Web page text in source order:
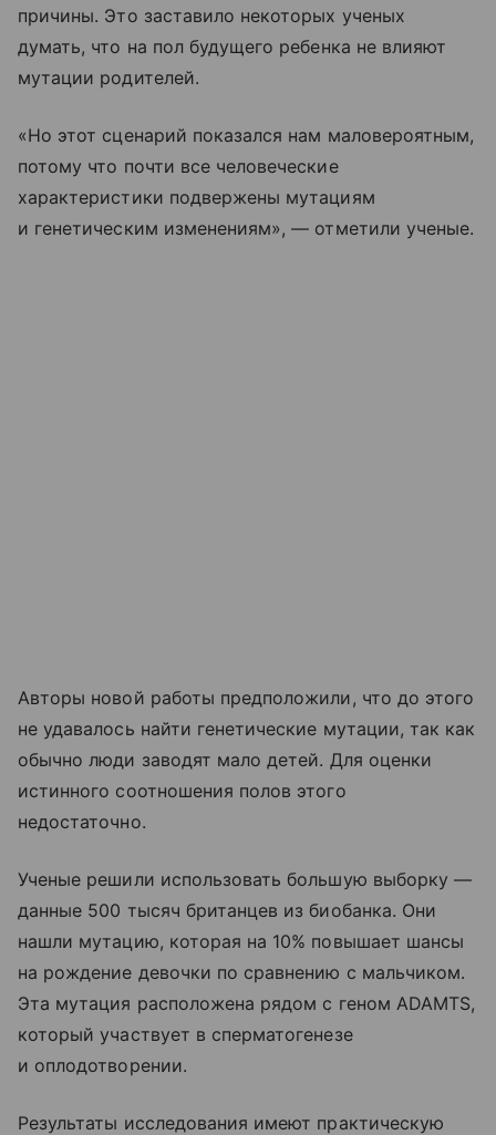
причины. Это заставило некоторых ученых
думать, что на пол будущего ребенка не влияют
мутации родителей.
«Но этот сценарий показался нам маловероятным,
потому что почти все человеческие
характеристики подвержены мутациям
и генетическим изменениям», — отметили ученые.
Авторы новой работы предположили, что до этого
не удавалось найти генетические мутации, так как
обычно люди заводят мало детей. Для оценки
истинного соотношения полов этого
недостаточно.
Ученые решили использовать большую выборку —
данные 500 тысяч британцев из биобанка. Они
нашли мутацию, которая на 10% повышает шансы
на рождение девочки по сравнению с мальчиком.
Эта мутация расположена рядом с геном ADAMTS,
который участвует в сперматогенезе
и оплодотворении.
Результаты исследования имеют практическую